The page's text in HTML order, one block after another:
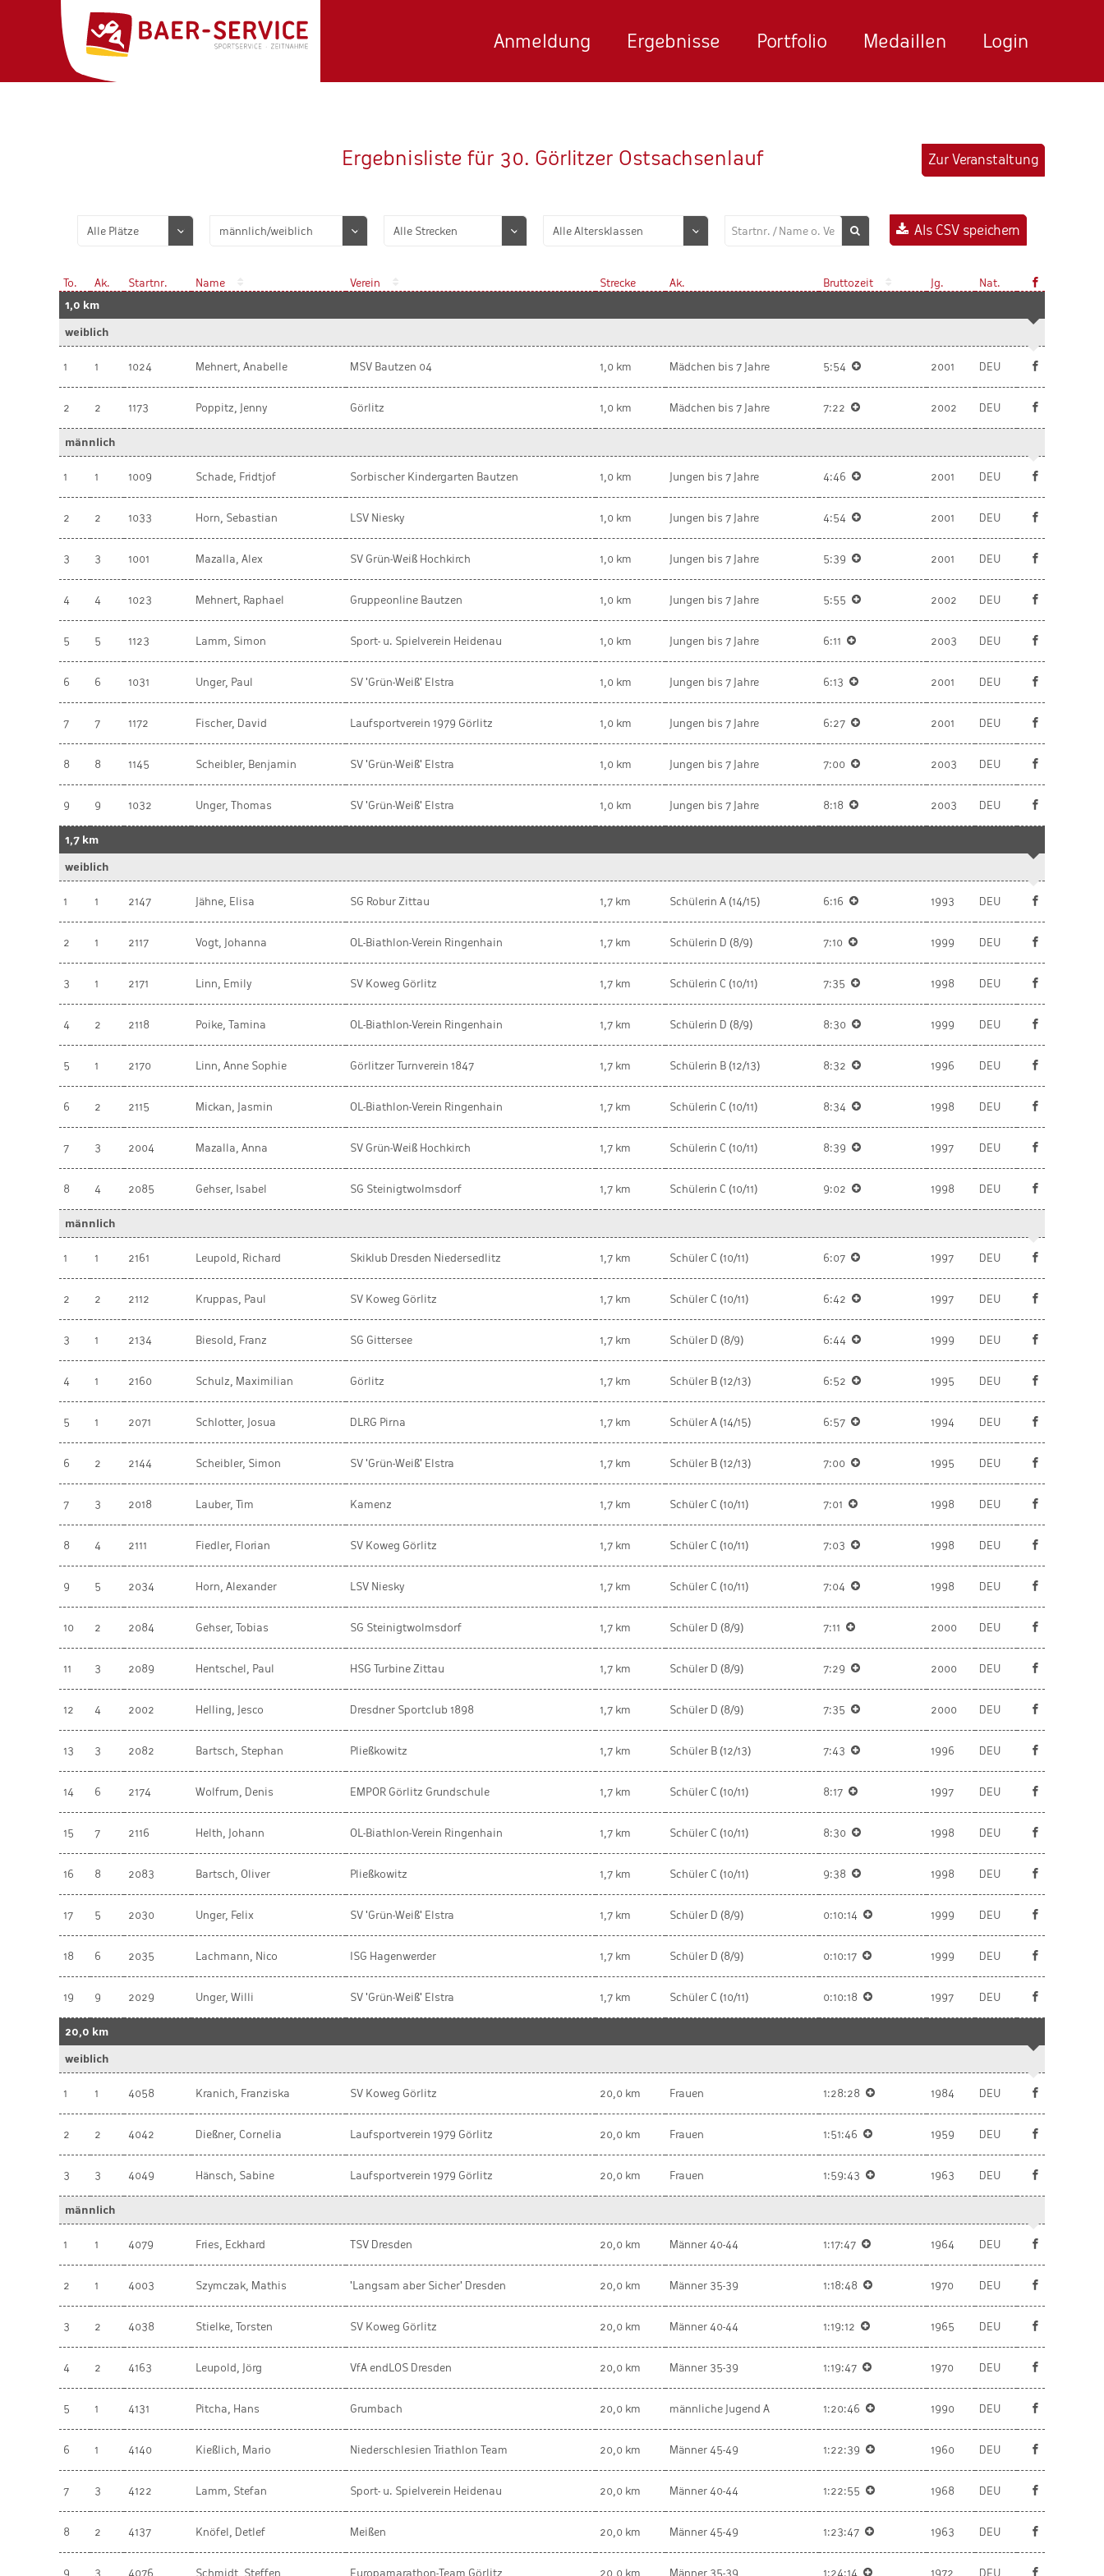
Anmeldung Ergebnisse Portfolio Medaillen Login
Ergebnisliste für 30. Görlitzer Ostsachsenlauf Zur Veranstaltung
Als CSV speichern
To. Ak. Startnr. Name Verein Strecke Ak. Bruttozeit Jg.
Nat.
1,0 km
weiblich
1 1 1024 Mehnert, Anabelle MSV Bautzen 04 1,0 km Mädchen bis 7 Jahre 5:54 2001 DEU
2 2 1173 Poppitz, Jenny Görlitz 1,0 km Mädchen bis 7 Jahre 7:22 2002 DEU
männlich
1 1 1009 Schade, Fridtjof Sorbischer Kindergarten Bautzen 1,0 km Jungen bis 7 Jahre 4:46 2001 DEU
2 2 1033 Horn, Sebastian LSV Niesky 1,0 km Jungen bis 7 Jahre 4:54 2001 DEU
3 3 1001 Mazalla, Alex SV Grün-Weiß Hochkirch 1,0 km Jungen bis 7 Jahre 5:39 2001 DEU
4 4 1023 Mehnert, Raphael Gruppeonline Bautzen 1,0 km Jungen bis 7 Jahre 5:55 2002 DEU
5 5 1123 Lamm, Simon Sport- u. Spielverein Heidenau 1,0 km Jungen bis 7 Jahre 6:11 2003 DEU
6 6 1031 Unger, Paul SV 'Grün-Weiß' Elstra 1,0 km Jungen bis 7 Jahre 6:13 2001 DEU
7 7 1172 Fischer, David Laufsportverein 1979 Görlitz 1,0 km Jungen bis 7 Jahre 6:27 2001 DEU
8 8 1145 Scheibler, Benjamin SV 'Grün-Weiß' Elstra 1,0 km Jungen bis 7 Jahre 7:00 2003 DEU
9 9 1032 Unger, Thomas SV 'Grün-Weiß' Elstra 1,0 km Jungen bis 7 Jahre 8:18 2003 DEU
1,7 km
weiblich
1 1 2147 Jähne, Elisa SG Robur Zittau 1,7 km Schülerin A (14/15) 6:16 1993 DEU
2 1 2117 Vogt, Johanna OL-Biathlon-Verein Ringenhain 1,7 km Schülerin D (8/9) 7:10 1999 DEU
3 1 2171 Linn, Emily SV Koweg Görlitz 1,7 km Schülerin C (10/11) 7:35 1998 DEU
4 2 2118 Poike, Tamina OL-Biathlon-Verein Ringenhain 1,7 km Schülerin D (8/9) 8:30 1999 DEU
5 1 2170 Linn, Anne Sophie Görlitzer Turnverein 1847 1,7 km Schülerin B (12/13) 8:32 1996 DEU
6 2 2115 Mickan, Jasmin OL-Biathlon-Verein Ringenhain 1,7 km Schülerin C (10/11) 8:34 1998 DEU
7 3 2004 Mazalla, Anna SV Grün-Weiß Hochkirch 1,7 km Schülerin C (10/11) 8:39 1997 DEU
8 4 2085 Gehser, Isabel SG Steinigtwolmsdorf 1,7 km Schülerin C (10/11) 9:02 1998 DEU
männlich
1 1 2161 Leupold, Richard Skiklub Dresden Niedersedlitz 1,7 km Schüler C (10/11) 6:07 1997 DEU
2 2 2112 Kruppas, Paul SV Koweg Görlitz 1,7 km Schüler C (10/11) 6:42 1997 DEU
3 1 2134 Biesold, Franz SG Gittersee 1,7 km Schüler D (8/9) 6:44 1999 DEU
4 1 2160 Schulz, Maximilian Görlitz 1,7 km Schüler B (12/13) 6:52 1995 DEU
5 1 2071 Schlotter, Josua DLRG Pirna 1,7 km Schüler A (14/15) 6:57 1994 DEU
6 2 2144 Scheibler, Simon SV 'Grün-Weiß' Elstra 1,7 km Schüler B (12/13) 7:00 1995 DEU
7 3 2018 Lauber, Tim Kamenz 1,7 km Schüler C (10/11) 7:01 1998 DEU
8 4 2111 Fiedler, Florian SV Koweg Görlitz 1,7 km Schüler C (10/11) 7:03 1998 DEU
9 5 2034 Horn, Alexander LSV Niesky 1,7 km Schüler C (10/11) 7:04 1998 DEU
10 2 2084 Gehser, Tobias SG Steinigtwolmsdorf 1,7 km Schüler D (8/9) 7:11 2000 DEU
11 3 2089 Hentschel, Paul HSG Turbine Zittau 1,7 km Schüler D (8/9) 7:29 2000 DEU
12 4 2002 Helling, Jesco Dresdner Sportclub 1898 1,7 km Schüler D (8/9) 7:35 2000 DEU
13 3 2082 Bartsch, Stephan Pließkowitz 1,7 km Schüler B (12/13) 7:43 1996 DEU
14 6 2174 Wolfrum, Denis EMPOR Görlitz Grundschule 1,7 km Schüler C (10/11) 8:17 1997 DEU
15 7 2116 Helth, Johann OL-Biathlon-Verein Ringenhain 1,7 km Schüler C (10/11) 8:30 1998 DEU
16 8 2083 Bartsch, Oliver Pließkowitz 1,7 km Schüler C (10/11) 9:38 1998 DEU
17 5 2030 Unger, Felix SV 'Grün-Weiß' Elstra 1,7 km Schüler D (8/9) 0:10:14 1999 DEU
18 6 2035 Lachmann, Nico ISG Hagenwerder 1,7 km Schüler D (8/9) 0:10:17 1999 DEU
19 9 2029 Unger, Willi SV 'Grün-Weiß' Elstra 1,7 km Schüler C (10/11) 0:10:18 1997 DEU
20,0 km
weiblich
1 1 4058 Kranich, Franziska SV Koweg Görlitz 20,0 km Frauen 1:28:28 1984 DEU
2 2 4042 Dießner, Cornelia Laufsportverein 1979 Görlitz 20,0 km Frauen 1:51:46 1959 DEU
3 3 4049 Hänsch, Sabine Laufsportverein 1979 Görlitz 20,0 km Frauen 1:59:43 1963 DEU
männlich
1 1 4079 Fries, Eckhard TSV Dresden 20,0 km Männer 40-44 1:17:47 1964 DEU
2 1 4003 Szymczak, Mathis 'Langsam aber Sicher' Dresden 20,0 km Männer 35-39 1:18:48 1970 DEU
3 2 4038 Stielke, Torsten SV Koweg Görlitz 20,0 km Männer 40-44 1:19:12 1965 DEU
4 2 4163 Leupold, Jörg VfA endLOS Dresden 20,0 km Männer 35-39 1:19:47 1970 DEU
5 1 4131 Pitcha, Hans Grumbach 20,0 km männliche Jugend A 1:20:46 1990 DEU
6 1 4140 Kießlich, Mario Niederschlesien Triathlon Team 20,0 km Männer 45-49 1:22:39 1960 DEU
7 3 4122 Lamm, Stefan Sport- u. Spielverein Heidenau 20,0 km Männer 40-44 1:22:55 1968 DEU
8 2 4137 Knöfel, Detlef Meißen 20,0 km Männer 45-49 1:23:47 1963 DEU
9 3 4076 Schmidt, Steffen Europamarathon-Team Görlitz 20,0 km Männer 35-39 1:24:14 1972 DEU